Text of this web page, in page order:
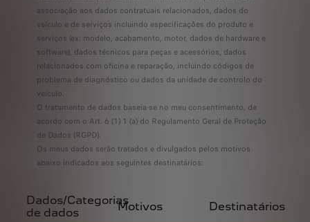
associação aos dados contratuais relacionados, dados do
veículo e de serviços incluindo especificações do produto e
serviços (ex: modelo, acabamento, motor, dados de hardware e
software), dados técnicos para peças e acessórios, dados
relacionados com oficina e reparação, incluindo códigos de
problema de diagnóstico ou dados da unidade de controlo do
veículo.
O tratamento de dados baseia-se no meu consentimento, de
acordo com o Art. 6 (1) 1 (a) do Regulamento Geral de Proteção
de Dados (RGPD).
Os meus dados serão tratados e divulgados pelos motivos
abaixo indicados aos seguintes destinatários:
Dados/Categorias
de dados
Motivos Destinatários